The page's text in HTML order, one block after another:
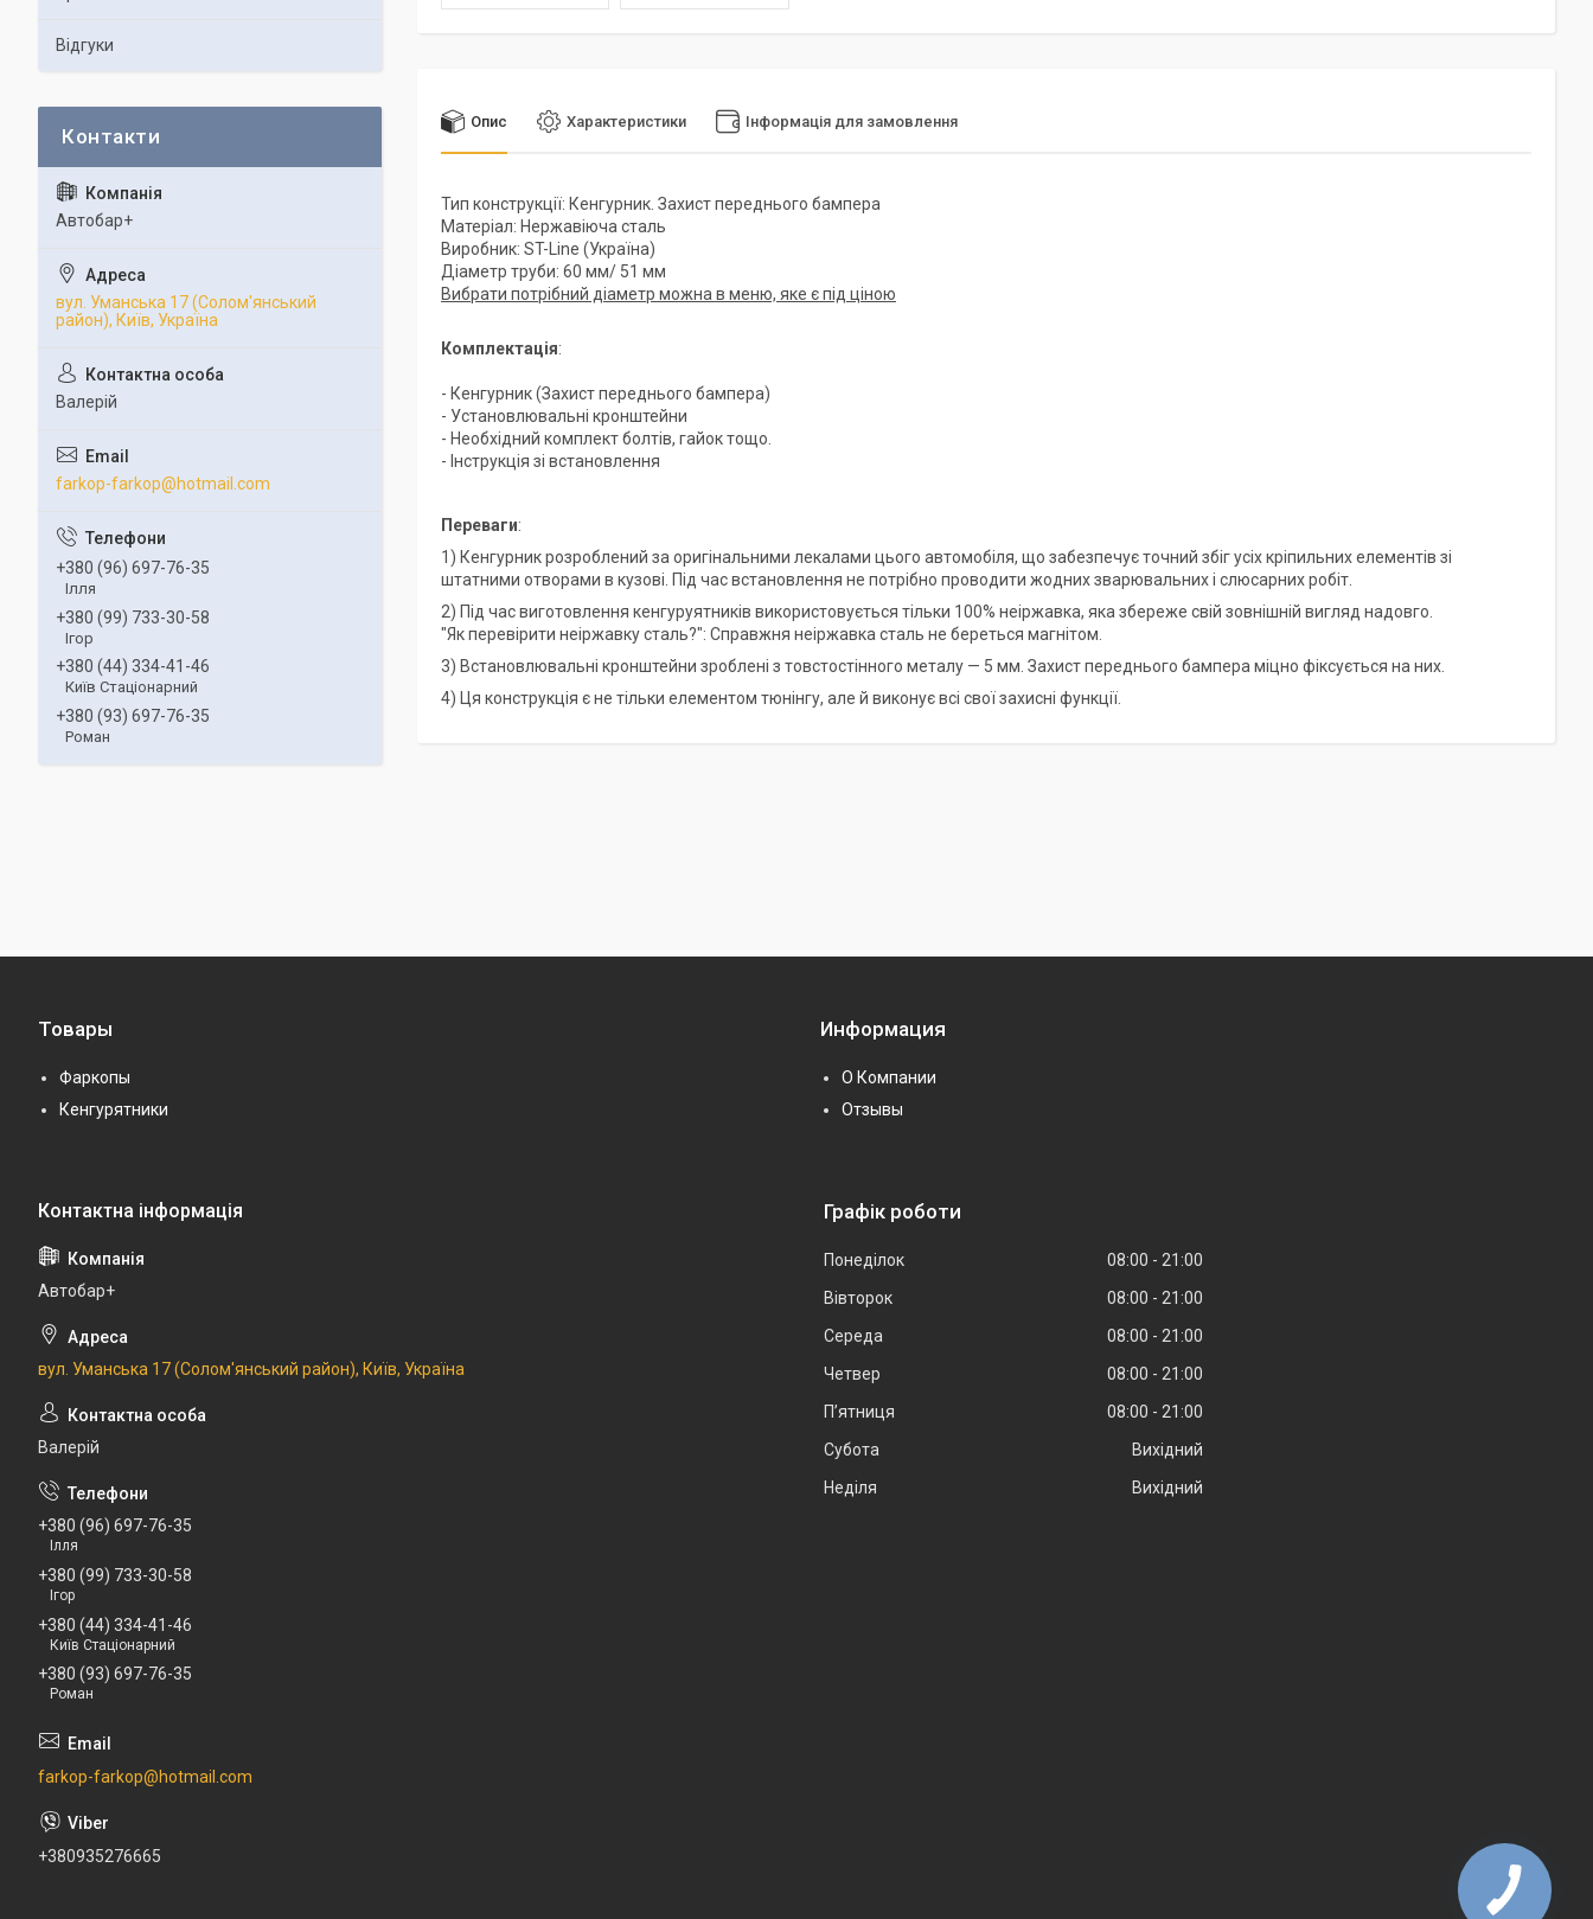
Опис Характеристики Інформація для замовлення
Тип конструкції: Кенгурник. Захист переднього бампера
Матеріал: Нержавіюча сталь
Виробник: ST-Line (Україна)
Діаметр труби: 60 мм/ 51 мм
Вибрати потрібний діаметр можна в меню, яке є під ціною
Комплектація:
- Кенгурник (Захист переднього бампера)
- Установлювальні кронштейни
- Необхідний комплект болтів, гайок тощо.
- Інструкція зі встановлення
Переваги:
1) Кенгурник розроблений за оригінальними лекалами цього автомобіля, що забезпечує точний збіг усіх кріпильних елементів зі
штатними отворами в кузові. Під час встановлення не потрібно проводити жодних зварювальних і слюсарних робіт.
2) Під час виготовлення кенгуруятників використовується тільки 100% неіржавка, яка збереже свій зовнішній вигляд надовго.
"Як перевірити неіржавку сталь?": Справжня неіржавка сталь не береться магнітом.
3) Встановлювальні кронштейни зроблені з товстостінного металу — 5 мм. Захист переднього бампера міцно фіксується на них.
4) Ця конструкція є не тільки елементом тюнінгу, але й виконує всі свої захисні функції.
Відгуки
Автобар+
вул. Уманська 17 (Солом'янський
район), Київ, Україна
Валерій
farkop-farkop@hotmail.com
+380 (96) 697-76-35
Ілля
+380 (99) 733-30-58
Ігор
+380 (44) 334-41-46
Київ Стаціонарний
+380 (93) 697-76-35
Роман
Товары
Фаркопы
Кенгурятники
Информация
О Компании
Отзывы
Автобар+
вул. Уманська 17 (Солом'янський район), Київ, Україна
Валерій
+380 (96) 697-76-35
Ілля
+380 (99) 733-30-58
Ігор
+380 (44) 334-41-46
Київ Стаціонарний
+380 (93) 697-76-35
Роман
farkop-farkop@hotmail.com
+380935276665
Графік роботи
Понеділок 08:00
21:00
Вівторок
08:00
21:00
Середа
08:00
21:00
Четвер
08:00
21:00
Пʼятниця
08:00
21:00
Субота
Вихідний
Неділя
Вихідний